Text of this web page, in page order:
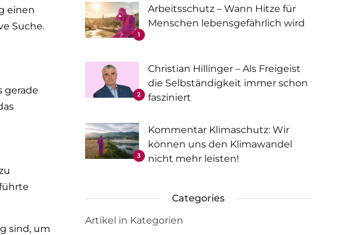
einen
Suche.
gerade
sind, um
1
Arbeitsschutz – Wann Hitze für
Menschen lebensgefährlich wird
2
Christian Hillinger – Als Freigeist
die Selbständigkeit immer schon
fasziniert
3
Kommentar Klimaschutz: Wir
können uns den Klimawandel
nicht mehr leisten!
Categories
Artikel in Kategorien